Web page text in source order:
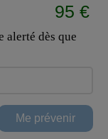
95 €
alerté dès que